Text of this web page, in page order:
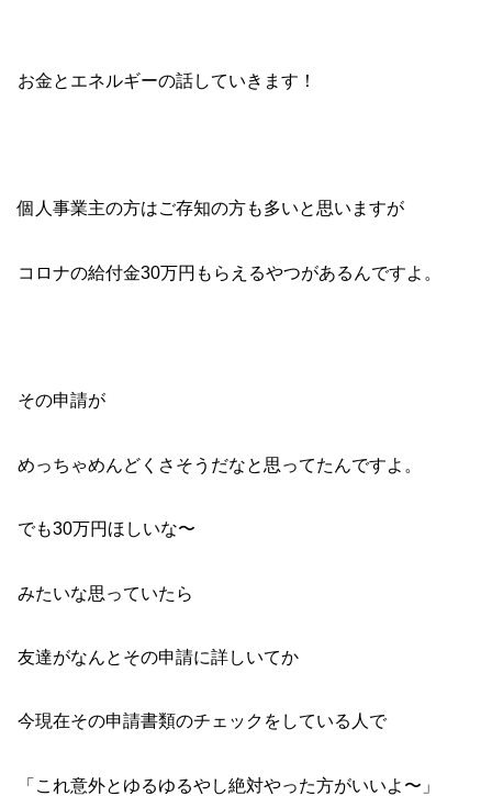
お金とエネルギーの話していきます！
個人事業主の方はご存知の方も多いと思いますが
コロナの給付金30万円もらえるやつがあるんですよ。
その申請が
めっちゃめんどくさそうだなと思ってたんですよ。
でも30万円ほしいな〜
みたいな思っていたら
友達がなんとその申請に詳しいてか
今現在その申請書類のチェックをしている人で
「これ意外とゆるゆるやし絶対やった方がいいよ〜」